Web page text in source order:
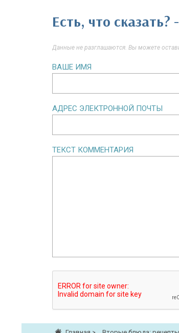
Есть, что
Данные не разглашаются. Вы можете
ВАШЕ ИМЯ
АДРЕС ЭЛЕКТРОННОЙ ПОЧТЫ
ТЕКСТ КОММЕНТАРИЯ